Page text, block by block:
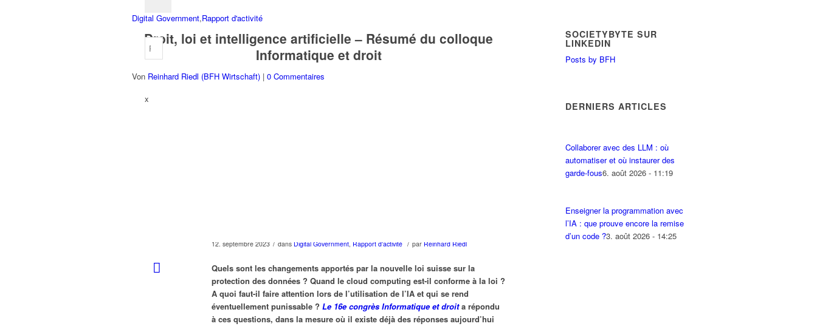
x
Digital Government,Rapport d'activité
Droit, loi et intelligence artificielle – Résumé du colloque
Informatique et droit
Von Reinhard Riedl (BFH Wirtschaft) | 0 Commentaires
12. septembre 2023 / dans Digital Government, Rapport d'activité / par Reinhard Riedl
Quels sont les changements apportés par la nouvelle loi suisse sur la
protection des données ? Quand le cloud computing est-il conforme à la loi ?
A quoi faut-il faire attention lors de l’utilisation de l’IA et qui se rend
éventuellement punissable ? Le 16e congrès Informatique et droita répondu
à ces questions, dans la mesure où il existe déjà des réponses aujourd’hui
SOCIETYBYTE SUR
LINKEDIN
Posts by BFH
DERNIERS ARTICLES
Collaborer avec des LLM : où
automatiser et où instaurer des
garde-fous6. août 2026 - 11:19
Enseigner la programmation avec
l’IA : que prouve encore la remise
d’un code ?3. août 2026 - 14:25